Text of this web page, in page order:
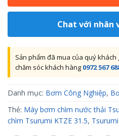
Chat với nhân
Sản phẩm đã mua của quý khách
chăm sóc khách hàng 0972 567
Danh mục: Bơm Công Nghiệp,
Thẻ: Máy bơm chìm nước thải
chìm Tsurumi KTZE 31.5,